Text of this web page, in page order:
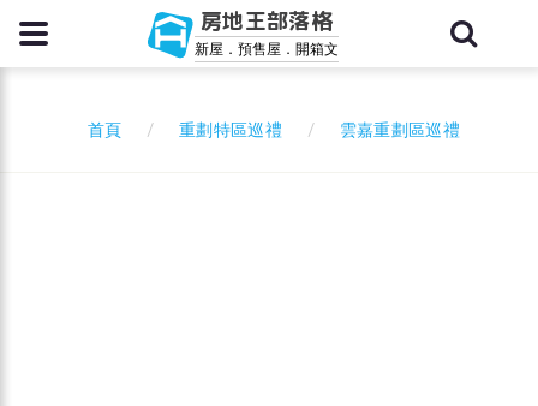
房地王部落格
新屋．預售屋．開箱文
首頁 重劃特區巡禮 雲嘉重劃區巡禮